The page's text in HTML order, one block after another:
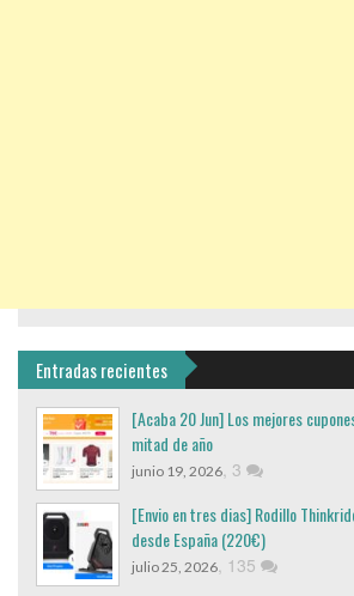
Entradas recientes
[Acaba 20 Jun] Los mejores
mitad de año
junio 19, 2026, 3
[Envio en tres dias] Rodillo
desde España (220€)
julio 25, 2026, 135